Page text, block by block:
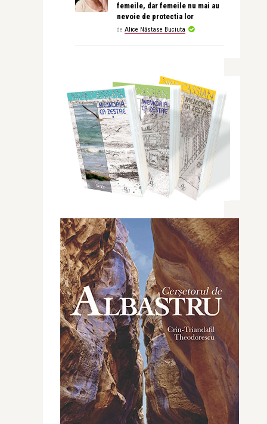
femeile, dar femeile nu mai au
nevoie de protectia lor
de Alice Năstase Buciuta